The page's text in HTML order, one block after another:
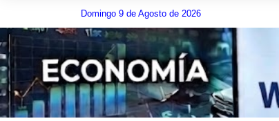
Domingo 9 de Agosto de 2026
Hoy es Domingo 9 de Agosto de 2026 y